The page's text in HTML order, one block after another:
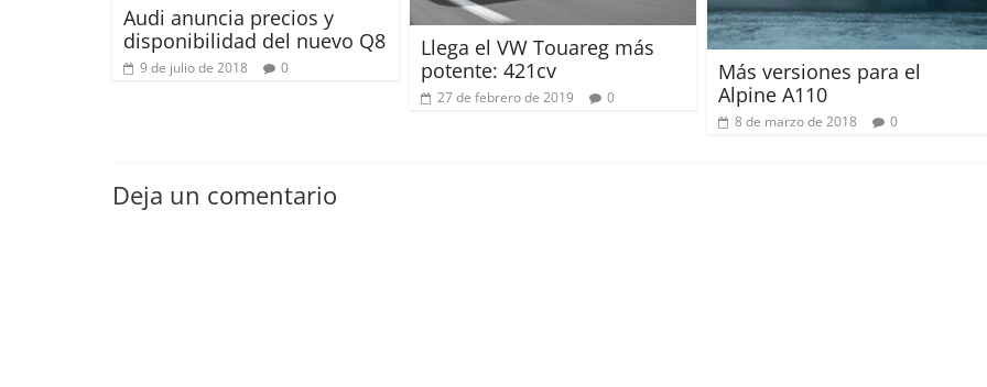
Audi anuncia precios y
disponibilidad del nuevo Q8
9 de julio de 2018 0
Llega el VW Touareg más
potente: 421cv
27 de febrero de 2019 0
Más versiones para el
Alpine A110
8 de marzo de 2018 0
Deja un comentario